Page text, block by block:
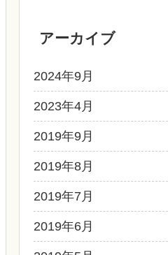
アーカイブ
2024年9月
2023年4月
2019年9月
2019年8月
2019年7月
2019年6月